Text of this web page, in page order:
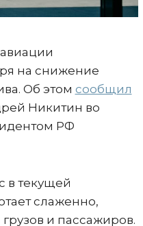
на снижение
Об этом сообщил
Никитин во
РФ
в текущей
слаженно,
и пассажиров.